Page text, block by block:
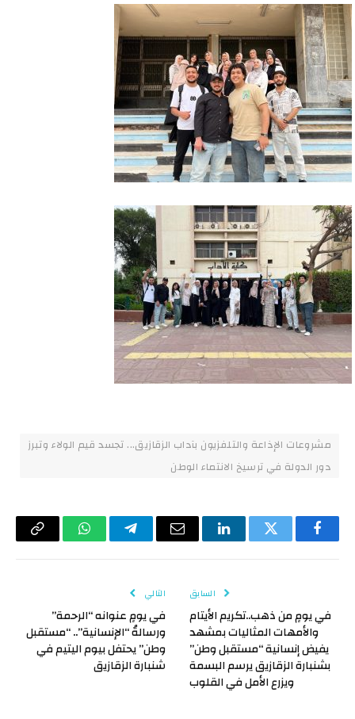
مشروعات الإذاعة والتلفزيون بآداب الزقازيق... تجسد قيم الولاء وتبرز
دور الدولة في ترسيخ الانتماء الوطن
فيسبوكتويتر لينكدإن البريد
تيلقرام واتسابCopy
السابق
في يومٍ من ذهب..تكريم الأيتام
والأمهات المثاليات بمشهد
يفيض إنسانية “مستقبل وطن”
بشنبارة الزقازيق يرسم البسمة
ويزرع الأمل في القلوب
التالي
في يومٍ عنوانه “الرحمة”
ورسالةُ “الإنسانية”.. “مستقبل
وطن” يحتفل بيوم اليتيم في
شنبارة الزقازيق